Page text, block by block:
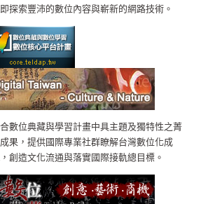
探索豐沛的數位內容與嶄新的網路技術。
數位典藏與學習計畫中具主題及獨特性之菁
果，提供國際專業社群瞭解台灣數位化成
創造文化流通與落實國際接軌總目標。